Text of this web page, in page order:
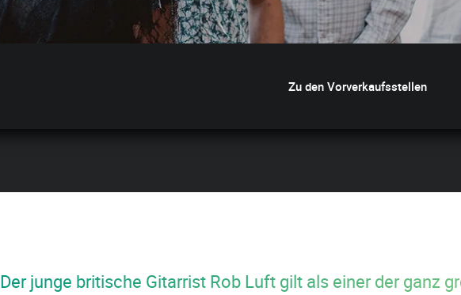
Zu den Vorverkaufsstellen
Der junge britische Gitarrist Rob Luft gilt als einer der ganz